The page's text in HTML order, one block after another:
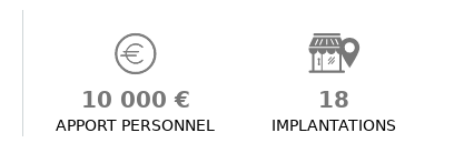
10 000 €
APPORT PERSONNEL
18
IMPLANTATIONS